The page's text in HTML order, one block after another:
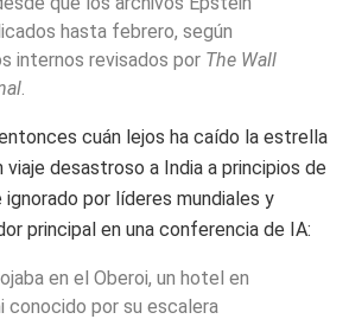
hasta febrero, según
internos revisados por The Wall
cuán lejos ha caído la estrella
viaje desastroso a India a principios de
por líderes mundiales y
principal en una conferencia de IA:
en el Oberoi, un hotel en
conocido por su escalera